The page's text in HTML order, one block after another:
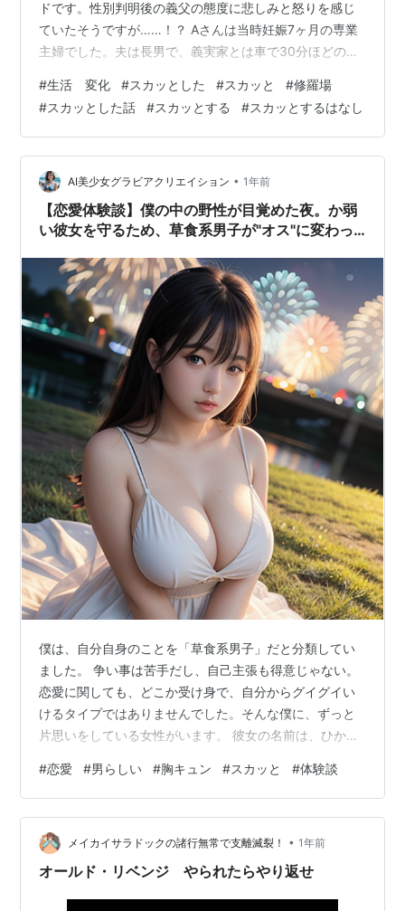
ドです。性別判明後の義父の態度に悲しみと怒りを感じ
ていたそうですが……！？ Aさんは当時妊娠7ヶ月の専業
主婦でした。夫は長男で、義実家とは車で30分ほどの距
態度が少しずつ変わってきたといいます。 「元気な男の
子を産んでくれよ」「跡取りは男じゃないとな」と、会
うたびに言われるようになったのです。 最初は冗談だと
思っていたそうですが、どうやら本気のようでした。 妊
娠6ヶ月の健診で、ついに赤ちゃんの性別が判明しまし
た。女の子です。 Aさんも夫もとて…
#生活 変化 #スカッとした #スカッと #修羅場
#スカッとした話 #スカッとする #スカッとするはなし
AI美少女グラビアクリエイション • 1年前
【恋愛体験談】僕の中の野性が目覚めた夜。か弱
い彼女を守るため、草食系男子が"オス"に変わっ
僕は、自分自身のことを「草食系男子」だと分類してい
ました。 争い事は苦手だし、自己主張も得意じゃない。
恋愛に関しても、どこか受け身で、自分からグイグイい
けるタイプではありませんでした。そんな僕に、ずっと
片思いをしている女性がいます。 彼女の名前は、ひか
儚げで、ガラス細工のように繊細な雰囲気を持つ子。彼
女を見ていると、どうしようもなく「守ってあげたい」
という気持ちにさせられる、そんな特別な女性でした。
花火の夜、彼女に忍び寄る下劣な影 勇気を振り絞って彼
女を誘った、夏の終わりの花火大会。 人混みを抜け出
#恋愛 #男らしい #胸キュン #スカッと #体験談
メイカイサラドックの諸行無常で支離滅裂！ • 1年前
オールド・リベンジ やられたらやり返せ